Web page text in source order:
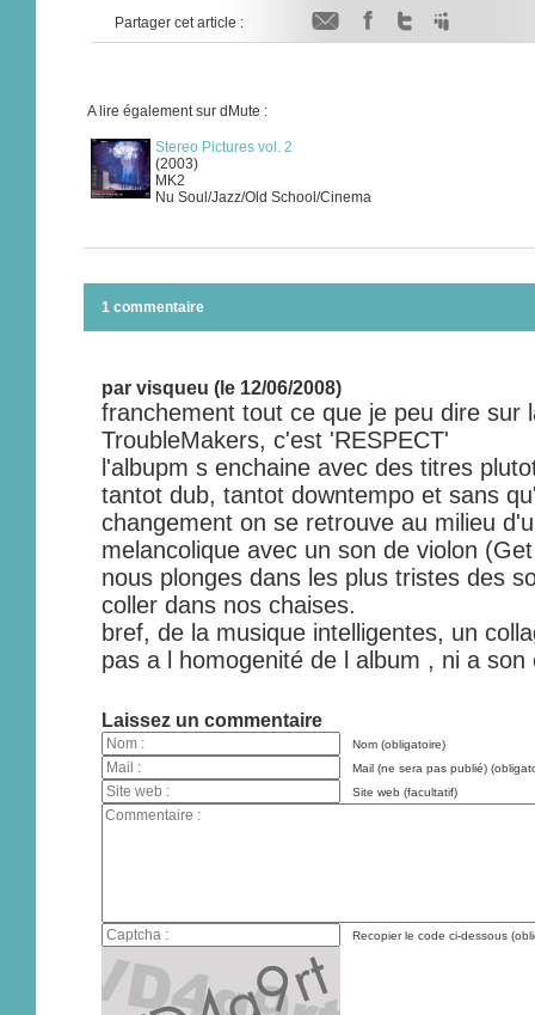
Partager cet article :
A lire également sur dMute :
Stereo Pictures vol. 2
(2003)
MK2
Nu Soul/Jazz/Old School/Cinema
1 commentaire
par visqueu (le 12/06/2008)
franchement tout ce que je peu dire sur
TroubleMakers, c'est 'RESPECT'
l'albupm s enchaine avec des titres
tantot dub, tantot downtempo et sans
changement on se retrouve au milieu
melancolique avec un son de violon
nous plonges dans les plus tristes des
coller dans nos chaises.
bref, de la musique intelligentes, un
pas a l homogenité de l album , ni a son
Laissez un commentaire
Nom (obligatoire)
Mail (ne sera pas publié)
Site web (facultatif)
Recopier le code ci-dessous